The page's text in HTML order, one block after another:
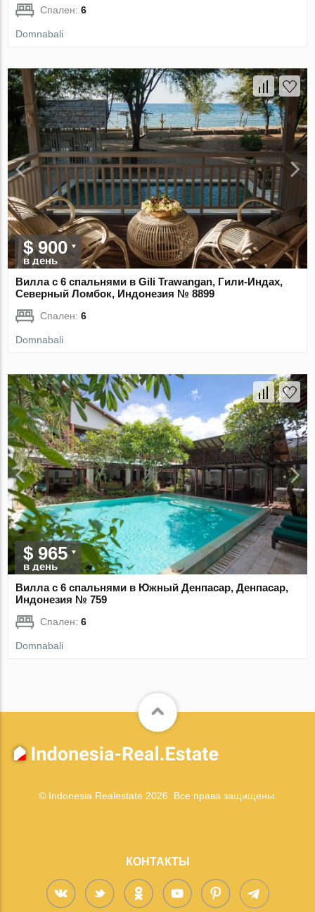
Спален:6
Domnabali
$ 900
в день
Вилла с 6 спальнями в Gili Trawangan, Гили-Индах,
Северный Ломбок, Индонезия № 8899
Спален:6
Domnabali
$ 965
в день
Вилла с 6 спальнями в Южный Денпасар, Денпасар,
Индонезия № 759
Спален:6
Domnabali
© Indonesia Realestate 2026. Все права защищены.
КОНТАКТЫ